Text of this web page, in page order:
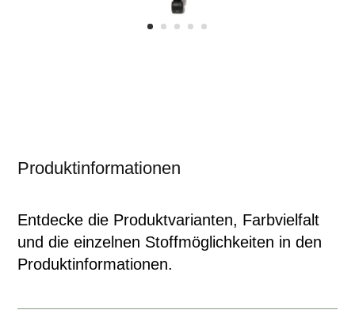
Produktinformationen
Entdecke die Produktvarianten, Farbvielfalt
und die einzelnen Stoffmöglichkeiten in den
Produktinformationen.